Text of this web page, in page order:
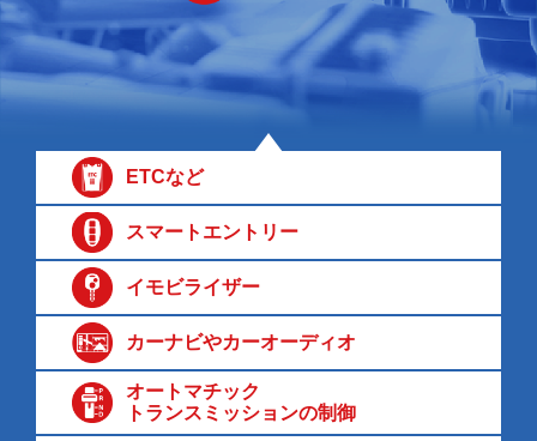
ETCなど
スマートエントリー
イモビライザー
カーナビやカーオーディオ
オートマチック
トランスミッションの制御